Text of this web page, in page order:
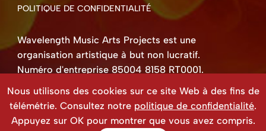
POLITIQUE DE CONFIDENTIALITÉ
Wavelength Music Arts Projects est une
organisation artistique à but non lucratif.
Numéro d'entreprise 85004 8158 RT0001.
Droits d'auteur ©2026 Wavelength Music Art
Projects
Site Web créé par Beehive Design.
Nous utilisons des cookies sur ce site Web à des fins de
télémétrie. Consultez notre politique de confidentialité.
Appuyez sur OK pour montrer que vous avez compris.